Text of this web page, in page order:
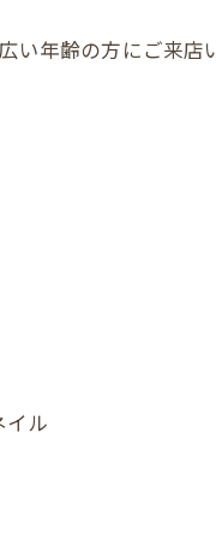
い年齢の方にご来
イル